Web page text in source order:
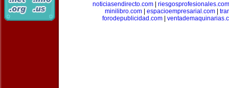
noticiasendirecto.com
riesgosprofesionales.com
minilibro.com| espacioempresarial.com|
forodepublicidad.com|